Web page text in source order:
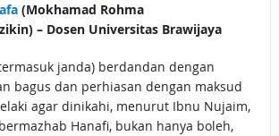
TIBA SAAT WAJIB?
NIKMAT DI DUNIA!
BAGAIMANA
(Mokhamad Rohma
– Dosen Universitas Brawijaya
janda) berdandan dengan
bagus dan perhiasan dengan maksud
agar dinikahi, menurut Ibnu Nujaim,
Hanafi, bukan hanya boleh,